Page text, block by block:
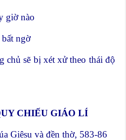
giờ nào
ngờ
chủ sẽ bị xét xử theo thái độ
CHIẾU GIÁO LÍ
và đền thờ, 583-86